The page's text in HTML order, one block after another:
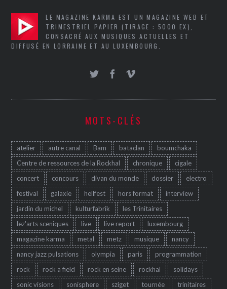
LE MAGAZINE KARMA EST UN MAGAZINE WEB ET
TRIMESTRIEL PAPIER (TIRAGE : 5000 EX),
CONSACRÉ AUX MUSIQUES ACTUELLES ET
DIFFUSÉ EN LORRAINE ET AU LUXEMBOURG.
MOTS-CLÉS
atelier autre canal Bam bataclan
boumchaka
Centre de ressources de la Rockhal
chronique
cigale
concert
concours divan du monde dossier
electro
festival
galaxie hellfest hors format
interview
jardin du michel
kulturfabrik
les Trinitaires
lez'arts sceniques
live live report
luxembourg
magazine karma
metal metz musique
nancy
nancy jazz pulsations
olympia paris
programmation
rock
rock a field rock en seine rockhal
solidays
sonic visions
sonisphere sziget tournée
trinitaires